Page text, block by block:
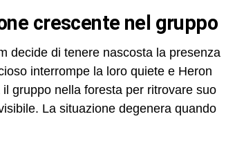
crescente nel gruppo
decide di tenere nascosta la presenza
interrompe la loro quiete e Heron
gruppo nella foresta per ritrovare suo
La situazione degenera quando